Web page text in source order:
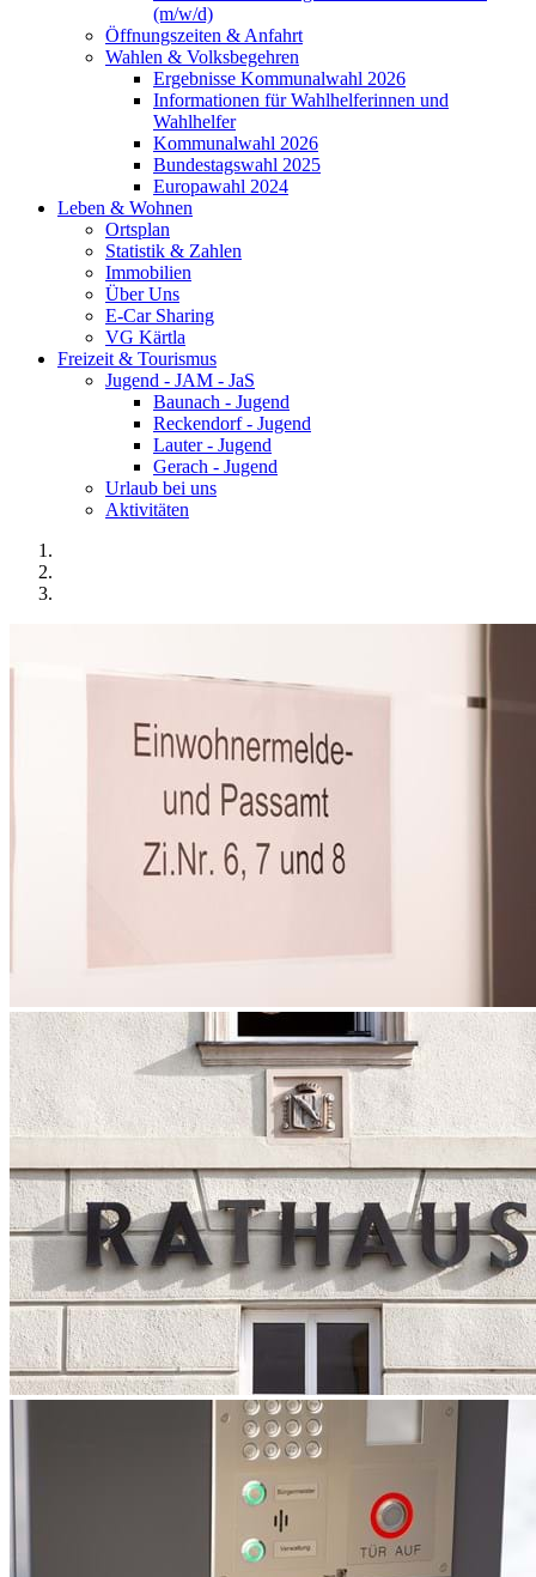
(m/w/d)
Öffnungszeiten & Anfahrt
Wahlen & Volksbegehren
Ergebnisse Kommunalwahl 2026
Informationen für Wahlhelferinnen und
Wahlhelfer
Kommunalwahl 2026
Bundestagswahl 2025
Europawahl 2024
Leben & Wohnen
Ortsplan
Statistik & Zahlen
Immobilien
Über Uns
E-Car Sharing
VG Kärtla
Freizeit & Tourismus
Jugend - JAM - JaS
Baunach - Jugend
Reckendorf - Jugend
Lauter - Jugend
Gerach - Jugend
Urlaub bei uns
Aktivitäten